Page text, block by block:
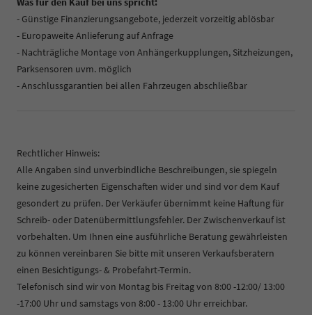
- Günstige Finanzierungsangebote, jederzeit vorzeitig ablösbar
- Europaweite Anlieferung auf Anfrage
- Nachträgliche Montage von Anhängerkupplungen, Sitzheizungen,
Parksensoren uvm. möglich
- Anschlussgarantien bei allen Fahrzeugen abschließbar
Rechtlicher Hinweis:
Alle Angaben sind unverbindliche Beschreibungen, sie spiegeln
keine zugesicherten Eigenschaften wider und sind vor dem Kauf
gesondert zu prüfen. Der Verkäufer übernimmt keine Haftung für
Schreib- oder Datenübermittlungsfehler. Der Zwischenverkauf ist
vorbehalten. Um Ihnen eine ausführliche Beratung gewährleisten
zu können vereinbaren Sie bitte mit unseren Verkaufsberatern
einen Besichtigungs- & Probefahrt-Termin.
Telefonisch sind wir von Montag bis Freitag von 8:00 -12:00/ 13:00
-17:00 Uhr und samstags von 8:00 - 13:00 Uhr erreichbar.